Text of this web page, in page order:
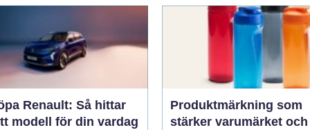
Renault: Så hittar
modell för din vardag
Produktmärkning som
stärker varumärket och